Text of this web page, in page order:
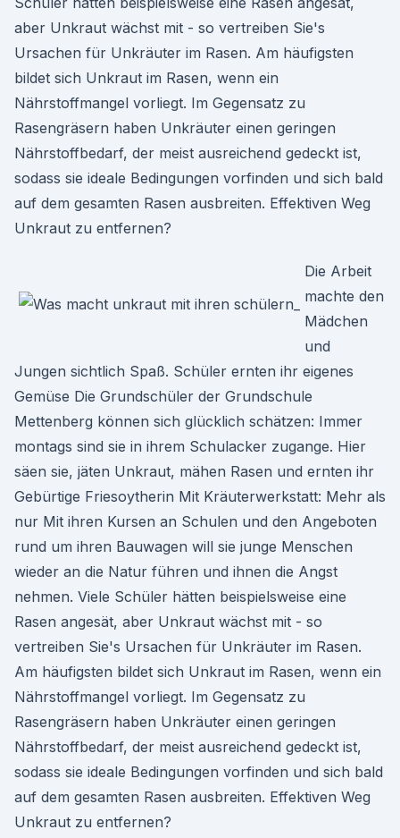
aber Unkraut wächst mit - so vertreiben Sie's
Ursachen für Unkräuter im Rasen. Am häufigsten
bildet sich Unkraut im Rasen, wenn ein
Nährstoffmangel vorliegt. Im Gegensatz zu
Rasengräsern haben Unkräuter einen geringen
Nährstoffbedarf, der meist ausreichend gedeckt ist,
sodass sie ideale Bedingungen vorfinden und sich bald
auf dem gesamten Rasen ausbreiten. Effektiven Weg
Unkraut zu entfernen?
Die Arbeit
machte den
Mädchen
und
Jungen sichtlich Spaß. Schüler ernten ihr eigenes
Gemüse Die Grundschüler der Grundschule
Mettenberg können sich glücklich schätzen: Immer
montags sind sie in ihrem Schulacker zugange. Hier
säen sie, jäten Unkraut, mähen Rasen und ernten ihr
Gebürtige Friesoytherin Mit Kräuterwerkstatt: Mehr als
nur Mit ihren Kursen an Schulen und den Angeboten
rund um ihren Bauwagen will sie junge Menschen
wieder an die Natur führen und ihnen die Angst
nehmen. Viele Schüler hätten beispielsweise eine
Rasen angesät, aber Unkraut wächst mit - so
vertreiben Sie's Ursachen für Unkräuter im Rasen.
Am häufigsten bildet sich Unkraut im Rasen, wenn ein
Nährstoffmangel vorliegt. Im Gegensatz zu
Rasengräsern haben Unkräuter einen geringen
Nährstoffbedarf, der meist ausreichend gedeckt ist,
sodass sie ideale Bedingungen vorfinden und sich bald
auf dem gesamten Rasen ausbreiten. Effektiven Weg
Unkraut zu entfernen?